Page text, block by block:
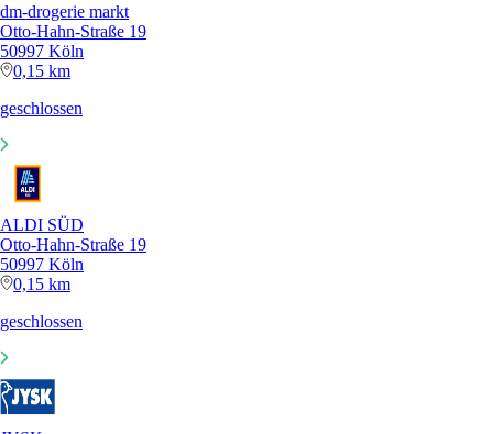
dm-drogerie markt
Otto-Hahn-Straße 19
50997 Köln
0,15 km
geschlossen
ALDI SÜD
Otto-Hahn-Straße 19
50997 Köln
0,15 km
geschlossen